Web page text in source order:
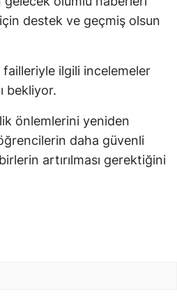
destek ve geçmiş olsun
ilgili incelemeler
bekliyor.
önlemlerini yeniden
daha güvenli
artırılması gerektiğini